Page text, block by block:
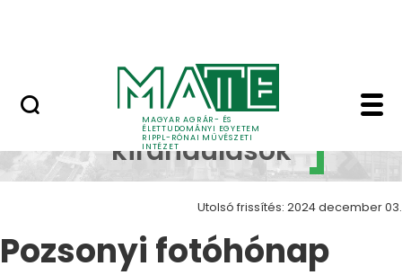
MAGYAR AGRÁR- ÉS
ÉLETTUDOMÁNYI EGYETEM
RIPPL-RÓNAI MŰVÉSZETI
INTÉZET
Pozsonyi fotóhónap
Szakmai
kirándulások
Utolsó frissítés: 2024 december 03.
Pozsonyi fotóhónap